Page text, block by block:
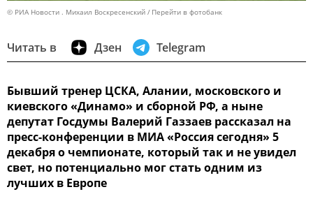
© РИА Новости . Михаил Воскресенский Перейти в фотобанк
Читать в Дзен Telegram
Бывший тренер ЦСКА, Алании, московского и
киевского «Динамо» и сборной РФ, а ныне
депутат Госдумы Валерий Газзаев рассказал на
пресс-конференции в МИА «Россия сегодня» 5
декабря о чемпионате, который так и не увидел
свет, но потенциально мог стать одним из
лучших в Европе